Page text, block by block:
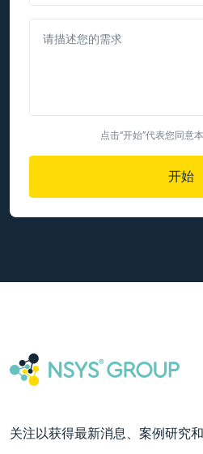
请描述您的需求
点击“开始”代表您同意本
开始
关注以获得最新消息、案例研究